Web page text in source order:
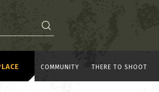
COMMUNITY THERE TO SHOOT